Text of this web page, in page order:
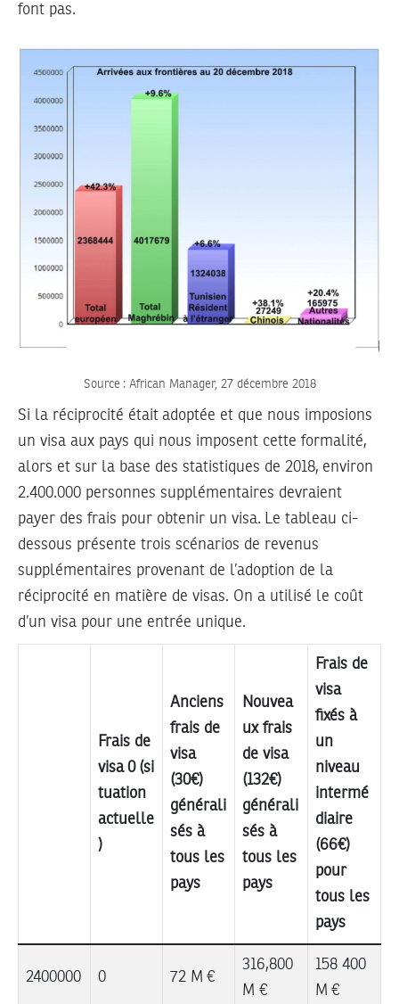
font pas.
Source : African Manager, 27 décembre 2018
Si la réciprocité était adoptée et que nous imposions
un visa aux pays qui nous imposent cette formalité,
alors et sur la base des statistiques de 2018, environ
2.400.000 personnes supplémentaires devraient
payer des frais pour obtenir un visa. Le tableau ci-
dessous présente trois scénarios de revenus
supplémentaires provenant de l’adoption de la
réciprocité en matière de visas. On a utilisé le coût
d’un visa pour une entrée unique.
Frais de
visa 0 (si
tuation
actuelle
)
Anciens
frais de
visa
(30€)
générali
sés à
tous les
pays
Nouvea
ux frais
de visa
(132€)
générali
sés à
tous les
pays
Frais de
visa
fixés à
un
niveau
intermé
diaire
(66€)
pour
tous les
pays
2400000 0 72 M €
316,800
M €
158 400
M €